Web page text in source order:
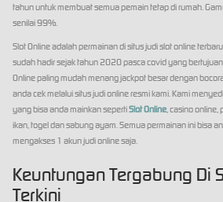
tahun untuk membuat semua pemain tetap di rumah.
senilai 99%.
Slot Online adalah permainan di situs judi slot online
sudah hadir sejak tahun 2020 pasca covid yang
Online paling mudah menang jackpot besar dengan
anda cek melalui situs judi online resmi kami. Kami
yang bisa anda mainkan sepertiSlot Online , casino
ikan, togel dan sabung ayam. Semua permainan ini bisa
mengakses 1 akun judi online saja.
Keuntungan Tergabung Di
Terkini